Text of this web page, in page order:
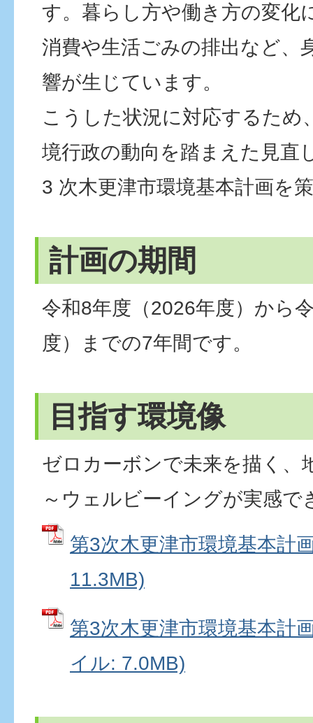
す。暮らし方や働き方の変化
消費や生活ごみの排出など、
響が生じています。
こうした状況に対応するため
境行政の動向を踏まえた見直
3 次木更津市環境基本計画を
計画の期間
令和8年度（2026年度）から
度）までの7年間です。
目指す環境像
ゼロカーボンで未来を描く、
～ウェルビーイングが実感で
第3次木更津市環境基本計
11.3MB)
第3次木更津市環境基本計
イル: 7.0MB)